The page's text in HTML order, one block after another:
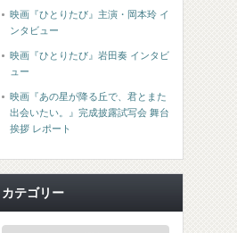
映画『ひとりたび』主演・岡本玲 イ
ンタビュー
映画『ひとりたび』岩田奏 インタビ
ュー
映画『あの星が降る丘で、君とまた
出会いたい。』完成披露試写会 舞台
挨拶 レポート
カテゴリー